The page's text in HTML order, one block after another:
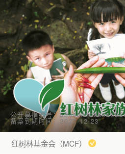
公开募捐编号：
备案到期时间：2027-12-23
红树林基金会（MCF）